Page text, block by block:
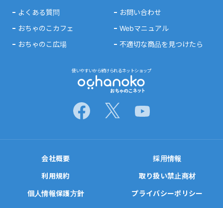
使いやすいから続けられるネットショップ
よくある質問
お問い合わせ
おちゃのこカフェ
Webマニュアル
おちゃのこ広場
不適切な商品を見つけたら
会社概要 採用情報
利用規約 取り扱い禁止商材
個人情報保護方針 プライバシーポリシー